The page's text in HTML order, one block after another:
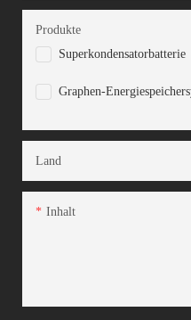
Superkondensatorbatterie
Graphen-
Produkte
Land
Inhalt